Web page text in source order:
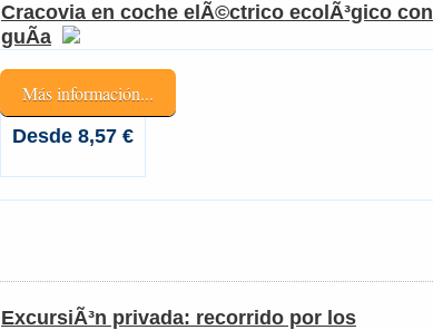
Cracovia en coche elÃ©ctrico ecolÃ³gico con
guÃ­a
Más información...
Desde 8,57 €
ExcursiÃ³n privada: recorrido por los